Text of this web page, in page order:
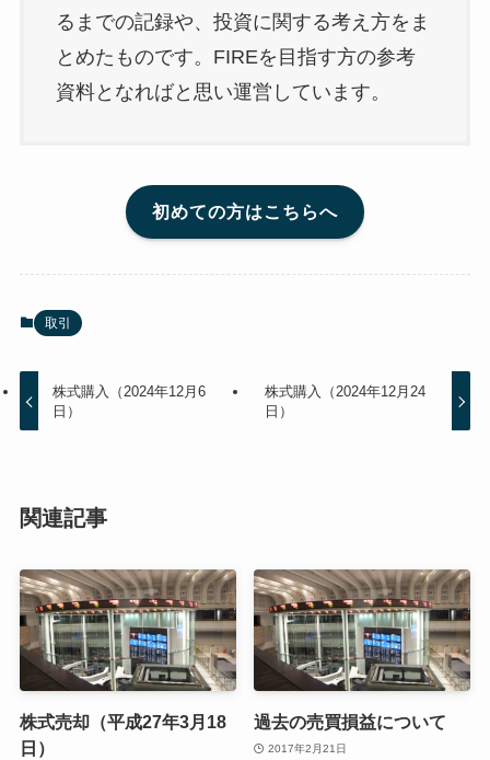
るまでの記録や、投資に関する考え方をま
とめたものです。FIREを目指す方の参考
資料となればと思い運営しています。
初めての方はこちらへ
取引
株式購入（2024年12月6
日）
株式購入（2024年12月24
日）
関連記事
株式売却（平成27年3月18
日）
過去の売買損益について
2017年2月21日